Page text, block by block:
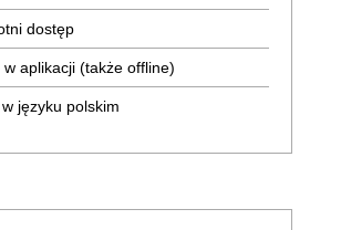
dostęp
w aplikacji (także offline)
języku polskim